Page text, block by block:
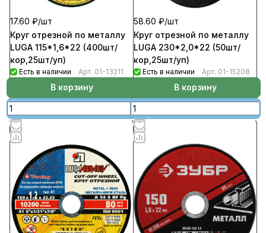
17.60 ₽/шт
Круг отрезной по металлу
LUGA 115*1,6*22 (400шт/
кор,25шт/уп)
Есть в наличии Арт. 01-13211
В корзину
58.60 ₽/шт
Круг отрезной по металлу
LUGA 230*2,0*22 (50шт/
кор,25шт/уп)
Есть в наличии Арт. 01-15208
В корзину